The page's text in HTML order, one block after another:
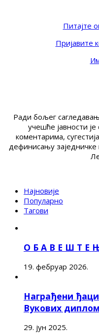
Питајте
Пријавите
Ради бољег
учешће јавности
коментарима,
дефинисању
Најновије
Популарно
Тагови
О Б А В Е Ш Т Е
19. фебруар 2026.
Награђени
Вукових
29. јун 2025.